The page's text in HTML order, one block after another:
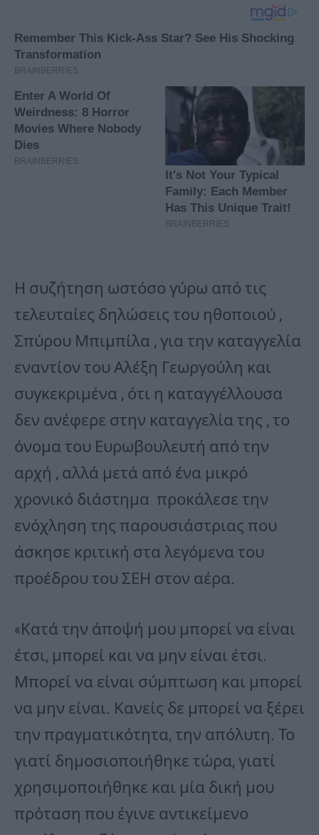
Η συζήτηση ωστόσο γύρω από τις
τελευταίες δηλώσεις του ηθοποιού ,
Σπύρου Μπιμπίλα , για την καταγγελία
εναντίον του Αλέξη Γεωργούλη και
συγκεκριμένα , ότι η καταγγέλλουσα
δεν ανέφερε στην καταγγελία της , το
όνομα του Ευρωβουλευτή από την
αρχή , αλλά μετά από ένα μικρό
χρονικό διάστημα προκάλεσε την
ενόχληση της παρουσιάστριας που
άσκησε κριτική στα λεγόμενα του
προέδρου του ΣΕΗ στον αέρα.
«Κατά την άποψή μου μπορεί να είναι
έτσι, μπορεί και να μην είναι έτσι.
Μπορεί να είναι σύμπτωση και μπορεί
να μην είναι. Κανείς δε μπορεί να ξέρει
την πραγματικότητα, την απόλυτη. Το
γιατί δημοσιοποιήθηκε τώρα, γιατί
χρησιμοποιήθηκε και μία δική μου
πρόταση που έγινε αντικείμενο